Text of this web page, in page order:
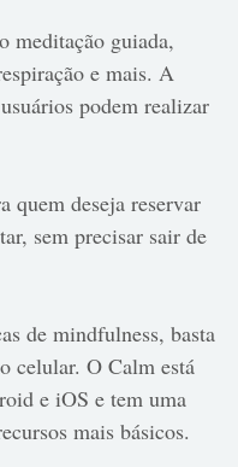
meditação guiada,
e mais. A
podem realizar
quem deseja reservar
sem precisar sair de
de mindfulness, basta
celular. O Calm está
e iOS e tem uma
mais básicos.